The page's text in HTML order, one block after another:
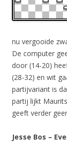
nu vergooide
De computer
door (14-20)
(28-32) en wit
partijvariant is
partij lijkt
geeft verder
Jesse Bos –